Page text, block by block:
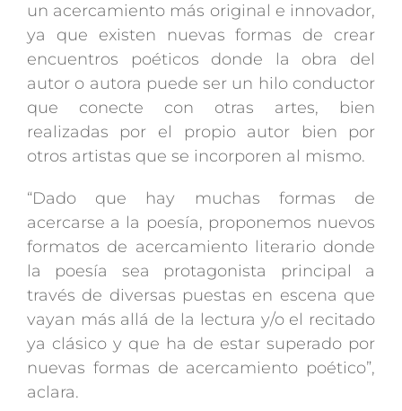
un acercamiento más original e innovador,
ya que existen nuevas formas de crear
encuentros poéticos donde la obra del
autor o autora puede ser un hilo conductor
que conecte con otras artes, bien
realizadas por el propio autor bien por
otros artistas que se incorporen al mismo.
“Dado que hay muchas formas de
acercarse a la poesía, proponemos nuevos
formatos de acercamiento literario donde
la poesía sea protagonista principal a
través de diversas puestas en escena que
vayan más allá de la lectura y/o el recitado
ya clásico y que ha de estar superado por
nuevas formas de acercamiento poético”,
aclara.